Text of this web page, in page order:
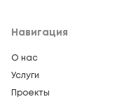
Навигация
О нас
Услуги
Проекты